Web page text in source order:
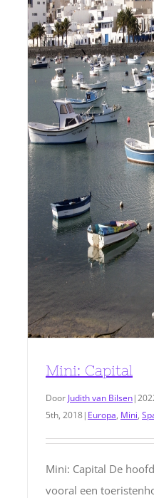
Mini: Capital
Door Judith van Bilsen|
5th, 2018| Europa, Mini,
Mini: Capital De
vooral een